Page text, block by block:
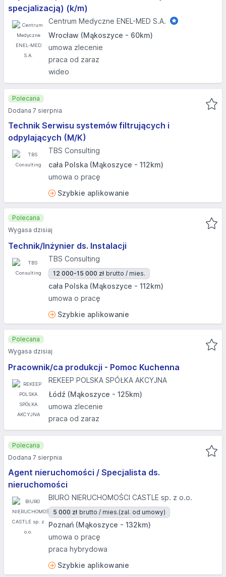
specjalizacją) (k/m)
Centrum Medyczne ENEL-MED S.A.
Wrocław (Mąkoszyce - 60km)
umowa zlecenie
praca od zaraz
wideo
Technik Serwisu systemów filtrujących i
odpylających (M/K)
TBS Consulting
cała Polska (Mąkoszyce - 112km)
umowa o pracę
Szybkie aplikowanie
Polecana
Dodana 7 sierpnia
Technik/Inżynier ds. Instalacji
TBS Consulting
12 000-15 000 zł brutto / mies.
cała Polska (Mąkoszyce - 112km)
umowa o pracę
Szybkie aplikowanie
Polecana
Wygasa dzisiaj
Pracownik/ca produkcji - Pomoc Kuchenna
REKEEP POLSKA SPÓŁKA AKCYJNA
Łódź (Mąkoszyce - 125km)
umowa zlecenie
praca od zaraz
Polecana
Wygasa dzisiaj
Agent nieruchomości / Specjalista ds.
nieruchomości
BIURO NIERUCHOMOŚCI CASTLE sp. z o.o.
5 000 zł brutto / mies.(zal. od umowy)
Poznań (Mąkoszyce - 132km)
umowa o pracę
praca hybrydowa
Szybkie aplikowanie
Polecana
Dodana 7 sierpnia